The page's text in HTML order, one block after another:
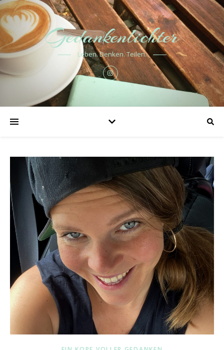
Gedankenlichter
Leben. Denken. Teilen.